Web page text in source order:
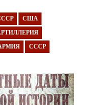
США
СССР